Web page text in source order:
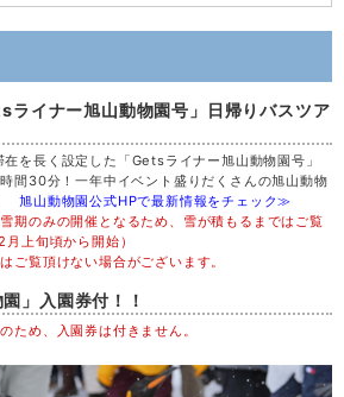
ライナー旭山動物園号」日帰りバスツア
を長く設定した「Getsライナー旭山動物園号」
間30分！一年中イベント盛りだくさんの旭山動物
！旭山動物園公式HPで最新情報をチェック≫
期のみの開催となるため、雪が積もるまではご覧
上旬頃から開始）
ご覧頂けない場合がございます。
」入園券付！！
ため、入園券は付きません。